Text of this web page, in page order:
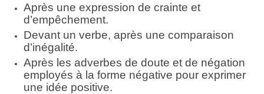
Après une expression de crainte et
d’empêchement.
Devant un verbe, après une comparaison
d’inégalité.
Après les adverbes de doute et de négation
employés à la forme négative pour exprimer
une idée positive.